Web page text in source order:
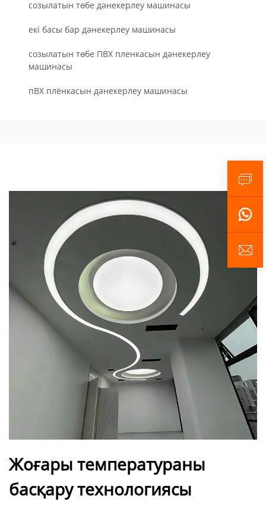
созылатын төбе дәнекерлеу машинасы
екі басы бар дәнекерлеу машинасы
созылатын төбе ПВХ пленкасын дәнекерлеу
машинасы
пВХ плёнкасын дәнекерлеу машинасы
Жоғары температураны
басқару технологиясы